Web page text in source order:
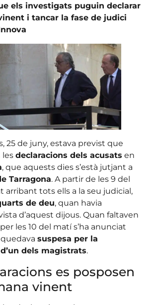
els investigats puguin declarar
i tancar la fase de judici
25 de juny, estava previst que
les declaracions dels acusats en
, que aquests dies s’està jutjant a
Tarragona. A partir de les 9 del
arribant tots ells a la seu judicial,
de deu, quan havia
d’aquest dijous. Quan faltaven
les 10 del matí s’ha anunciat
suspesa per la
dels magistrats.
es posposen
vinent